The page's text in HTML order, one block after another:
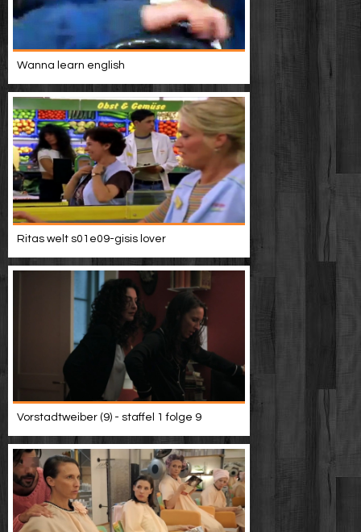
Wanna learn english
Ritas welt s01e09-gisis lover
Vorstadtweiber (9) - staffel 1 folge 9